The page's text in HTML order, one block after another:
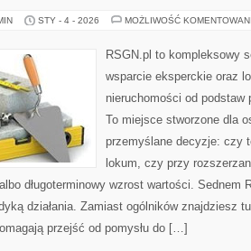
STY - 4 - 2026 MOŻLIWOŚĆ
RSGN.pl to kompleksowy
wsparcie eksperckie oraz
nieruchomości od podstaw
To miejsce stworzone dla
przemyślane decyzje: czy
lokum, czy przy
długoterminowy wzrost wartości. Sednem
działania. Zamiast ogólników znajdziesz
przejść od pomysłu do […]